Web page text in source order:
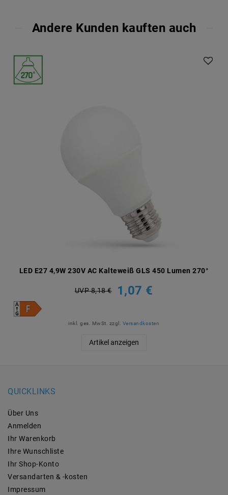
Andere Kunden kauften auch
LED E27 4,9W 230V AC Kalteweiß GLS 450 Lumen 270°
UVP 8,18 € 1,07 €
inkl. ges. MwSt. zzgl. Versandkosten
Artikel anzeigen
QUICKLINKS
Über Uns
Anmelden
Ihr Warenkorb
Ihre Wunschliste
Ihr Shop-Konto
Versandarten & -kosten
Impressum